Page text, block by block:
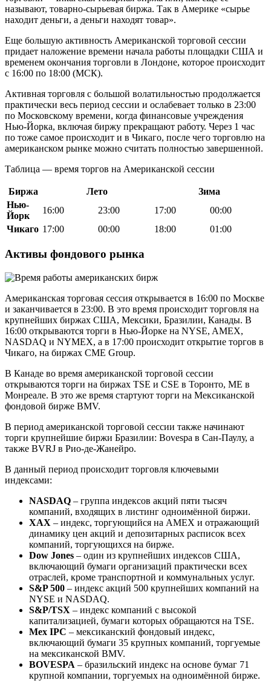
называют, товарно-сырьевая биржа. Так в Америке «сырье
находит деньги, а деньги находят товар».
Еще большую активность Американской торговой сессии
придает наложение времени начала работы площадки США и
временем окончания торговли в Лондоне, которое происходит
с 16:00 по 18:00 (МСК).
Активная торговля с большой волатильностью продолжается
практически весь период сессии и ослабевает только в 23:00
по Московскому времени, когда финансовые учреждения
Нью-Йорка, включая биржу прекращают работу. Через 1 час
по тоже самое происходит и в Чикаго, после чего торговлю на
американском рынке можно считать полностью завершенной.
Таблица — время торгов на Американской сессии
Биржа Лето
Зима
Нью-
Йорк
16:00 23:00 17:00
00:00
Чикаго 17:00 00:00 18:00 01:00
Активы фондового рынка
Американская торговая сессия открывается в 16:00 по Москве
и заканчивается в 23:00. В это время происходит торговля на
крупнейших биржах США, Мексики, Бразилии, Канады. В
16:00 открываются торги в Нью-Йорке на NYSE, AMEX,
NASDAQ и NYMEX, а в 17:00 происходит открытие торгов в
Чикаго, на биржах CME Group.
В Канаде во время американской торговой сессии
открываются торги на биржах TSE и CSE в Торонто, МЕ в
Монреале. В это же время стартуют торги на Мексиканской
фондовой бирже BMV.
В период американской торговой сессии также начинают
торги крупнейшие биржи Бразилии: Bovespa в Сан-Паулу, а
также BVRJ в Рио-де-Жанейро.
В данный период происходит торговля ключевыми
индексами:
NASDAQ – группа индексов акций пяти тысяч
компаний, входящих в листинг одноимённой биржи.
ХАХ – индекс, торгующийся на AMEX и отражающий
динамику цен акций и депозитарных расписок всех
компаний, торгующихся на бирже.
Dow Jones – один из крупнейших индексов США,
включающий бумаги организаций практически всех
отраслей, кроме транспортной и коммунальных услуг.
S&P 500 – индекс акций 500 крупнейших компаний на
NYSE и NASDAQ.
S&P/TSX – индекс компаний с высокой
капитализацией, бумаги которых обращаются на TSE.
Mex IPC – мексиканский фондовый индекс,
включающий бумаги 35 крупных компаний, торгуемые
на мексиканской BMV.
BOVESPA – бразильский индекс на основе бумаг 71
крупной компании, торгуемых на одноимённой бирже.